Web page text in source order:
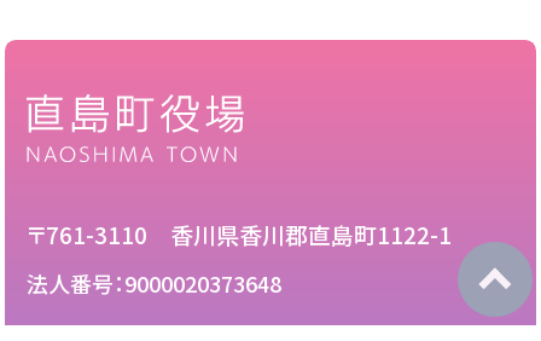
〒761-3110 香川県香川郡直島町1122-1
法人番号：9000020373648